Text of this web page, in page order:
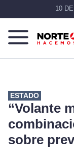
10
Norte
Más
hacemos
ESTADO
“Volante
sobre